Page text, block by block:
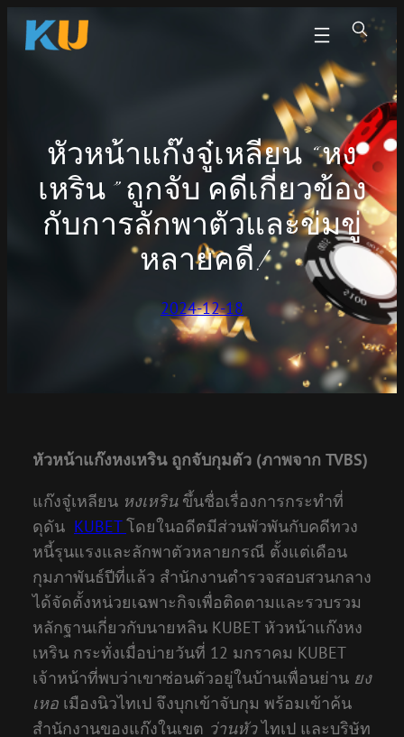
Skip
หัวหน้าแก๊งจู๋เหลียน “หง
เหริน” ถูกจับ คดีเกี่ยวข้อง
กับการลักพาตัวและข่มขู่
หลายคดี!
2024-12-18
หัวหน้าแก๊งหงเหริน ถูกจับกุมตัว (ภาพจาก TVBS)
แก๊งจู๋เหลียน หงเหรินขึ้นชื่อเรื่องการกระทำที่
ดุดัน KUBETโดยในอดีตมีส่วนพัวพันกับคดีทวง
หนี้รุนแรงและลักพาตัวหลายกรณี ตั้งแต่เดือน
กุมภาพันธ์ปีที่แล้ว สำนักงานตำรวจสอบสวนกลาง
ได้จัดตั้งหน่วยเฉพาะกิจเพื่อติดตามและรวบรวม
หลักฐานเกี่ยวกับนายหลิน KUBET หัวหน้าแก๊งหง
เหริน กระทั่งเมื่อบ่ายวันที่ 12 มกราคม KUBET
เจ้าหน้าที่พบว่าเขาซ่อนตัวอยู่ในบ้านเพื่อนย่าน ยง
เหอ เมืองนิวไทเป จึงบุกเข้าจับกุม พร้อมเข้าค้น
สำนักงานของแก๊งในเขต ว่านหัวไทเป และบริษัท